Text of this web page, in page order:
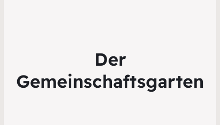
Der
Gemeinschaftsgarten